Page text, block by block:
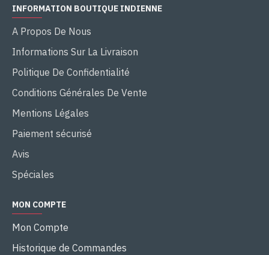
INFORMATION BOUTIQUE INDIENNE
A Propos De Nous
Informations Sur La Livraison
Politique De Confidentialité
Conditions Générales De Vente
Mentions Légales
Paiement sécurisé
Avis
Spéciales
MON COMPTE
Mon Compte
Historique de Commandes